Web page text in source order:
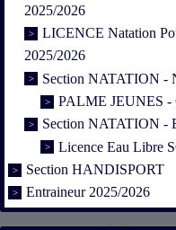
2025/2026
LICENCE Natation
2025/2026
Section NATATION -
PALME JEUNES -
Section NATATION -
Licence Eau Libre
Section HANDISPORT
Entraineur 2025/2026